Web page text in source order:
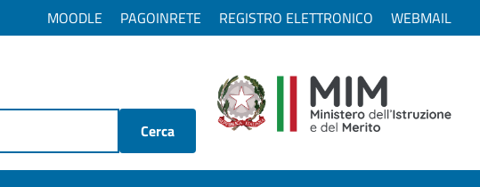
MOODLE PAGOINRETE REGISTRO ELETTRONICO WEBMAIL
Cerca